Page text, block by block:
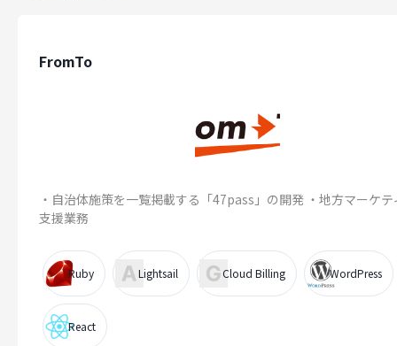
FromTo
・自治体施策を一覧掲載する「47pass」の開発 ・地方マーケテ
支援業務
Ruby Lightsail Cloud Billing WordPress
React